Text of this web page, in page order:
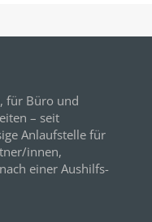
für Büro und
– seit
Anlaufstelle für
innen,
einer Aushilfs-